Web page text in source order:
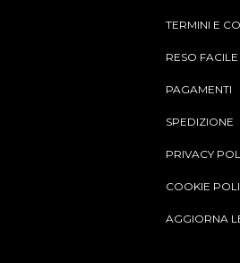
TERMINI E
RESO FACILE
PAGAMENTI
SPEDIZIONE
PRIVACY
COOKIE
AGGIORNA